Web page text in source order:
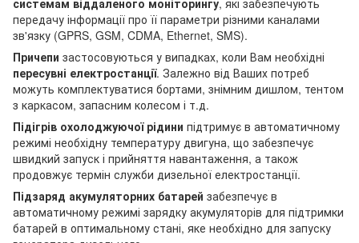
передачу інформації про її параметри різними каналами
зв'язку (GPRS, GSM, CDMA, Ethernet, SMS).
Причепи застосовуються у випадках, коли Вам необхідні
пересувні електростанції. Залежно від Ваших потреб
можуть комплектуватися бортами, знімним дишлом, тентом
з каркасом, запасним колесом і т.д.
Підігрів охолоджуючої рідини підтримує в автоматичному
режимі необхідну температуру двигуна, що забезпечує
швидкий запуск і прийняття навантаження, а також
продовжує термін служби дизельної електростанції.
Підзаряд акумуляторних батарей забезпечує в
автоматичному режимі зарядку акумуляторів для підтримки
батарей в оптимальному стані, яке необхідно для запуску